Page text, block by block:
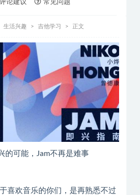
评论建议 常见问题
生活兴趣 吉他学习 正文
的可能，Jam不再是难事
喜欢音乐的你们，是再熟悉不过